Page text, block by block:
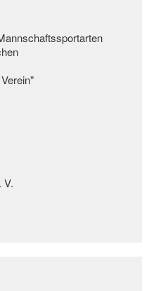
Profil
V.